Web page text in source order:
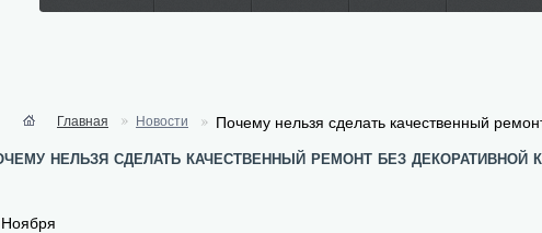
Главная Новости Почему нельзя сделать качественный
нельзя сделать качественный ремонт без декоративной